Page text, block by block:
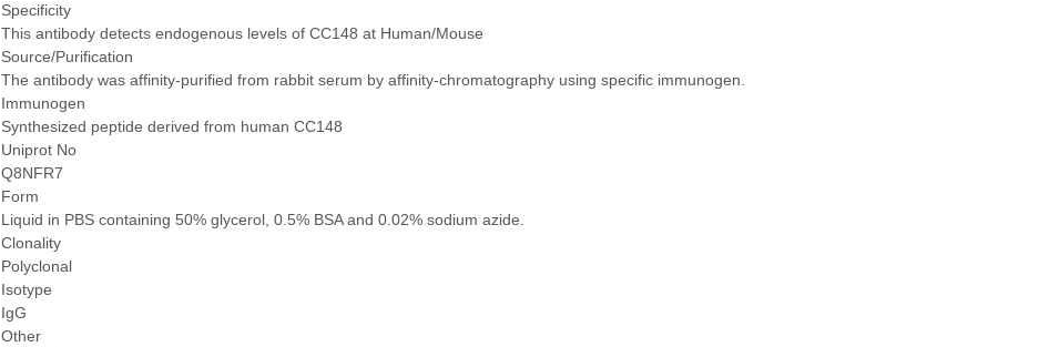
Specificity
This antibody detects endogenous levels of CC148 at Human/Mouse
Source/Purification
The antibody was affinity-purified from rabbit serum by affinity-chromatography using specific immunogen.
Immunogen
Synthesized peptide derived from human CC148
Uniprot No
Q8NFR7
Form
Liquid in PBS containing 50% glycerol, 0.5% BSA and 0.02% sodium azide.
Clonality
Polyclonal
Isotype
IgG
Other